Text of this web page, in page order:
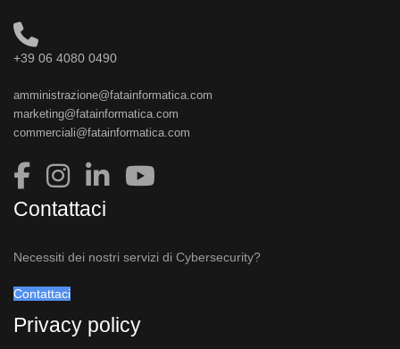
+39 06 4080 0490
amministrazione@fatainformatica.com
marketing@fatainformatica.com
commerciali@fatainformatica.com
Contattaci
Necessiti dei nostri servizi di Cybersecurity?
Contattaci
Privacy policy